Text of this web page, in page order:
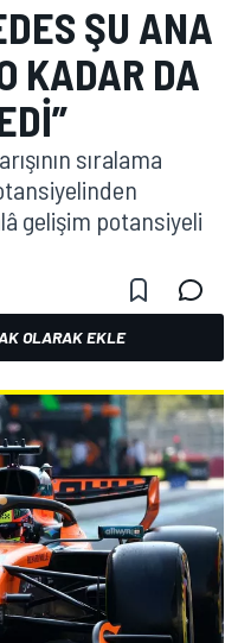
ŞU ANA
KADAR DA
sıralama
gelişim potansiyeli
OLARAK EKLE